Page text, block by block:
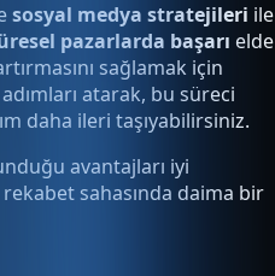
sosyal medya stratejileri ile
pazarlarda başarı elde
sağlamak için
atarak, bu süreci
daha ileri taşıyabilirsiniz.
avantajları iyi
sahasında daima bir